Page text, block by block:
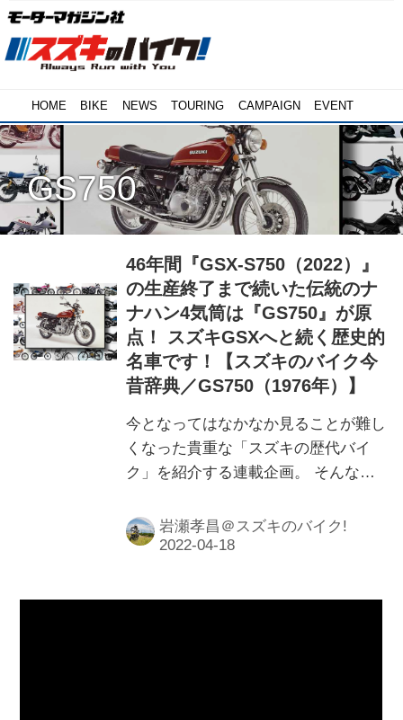
HOME BIKE NEWS TOURING CAMPAIGN EVENT
GS750
46年間『GSX-S750（2022）』
の生産終了まで続いた伝統のナ
ナハン4気筒は『GS750』が原
点！ スズキGSXへと続く歴史的
名車です！【スズキのバイク今
昔辞典／GS750（1976年）】
今となってはなかなか見ることが難し
くなった貴重な「スズキの歴代バイ
ク」を紹介する連載企画。 そんなス
もし「今のバイクに例えるなら…？」
と、編集部 岩瀬が独断と偏見で選ん
岩瀬孝昌＠スズキのバイク!